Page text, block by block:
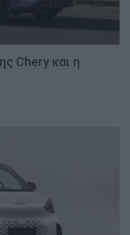
Chery και η